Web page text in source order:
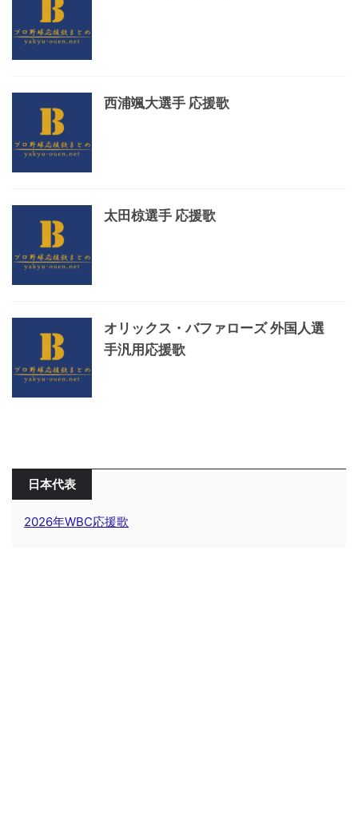
西浦颯大選手 応援歌
太田椋選手 応援歌
オリックス・バファローズ 外国人選
手汎用応援歌
日本代表
2026年WBC応援歌